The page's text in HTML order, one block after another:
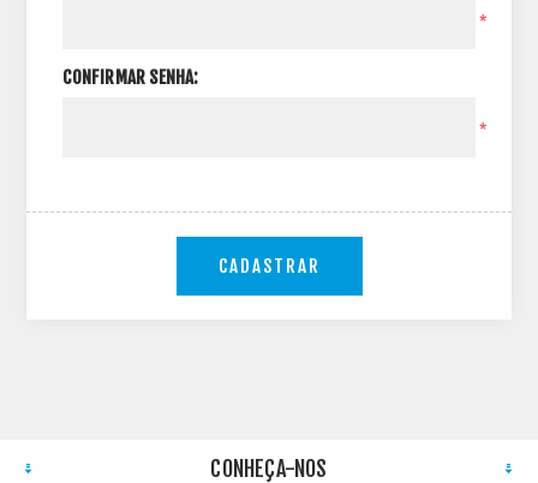
*
CONFIRMAR SENHA:
*
CADASTRAR
CONHEÇA-NOS